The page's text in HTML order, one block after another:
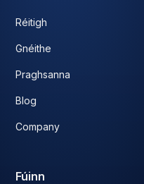
Réitigh
Gnéithe
Praghsanna
Blog
Company
Fúinn